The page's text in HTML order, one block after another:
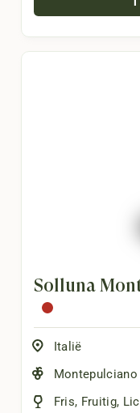
Solluna
Italië
Montepulciano
Fris, Fruitig,